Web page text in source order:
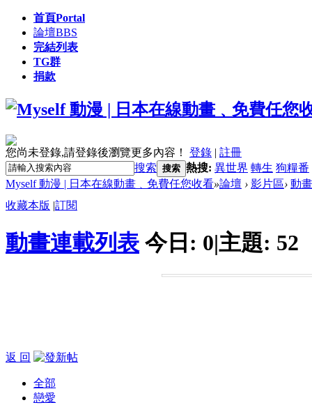
首頁Portal
論壇BBS
完結列表
TG群
捐款
您尚未登錄,請登錄後瀏覽更多內容！ 登錄 | 註冊
搜索 搜索 熱搜: 異世界 轉生 狗糧番
Myself 動漫 | 日本在線動畫﹑免費任您收看»論壇 › 影片區› 動
收藏本版 |訂閱
動畫連載列表 今日: 0|主題: 52
返 回
全部
戀愛